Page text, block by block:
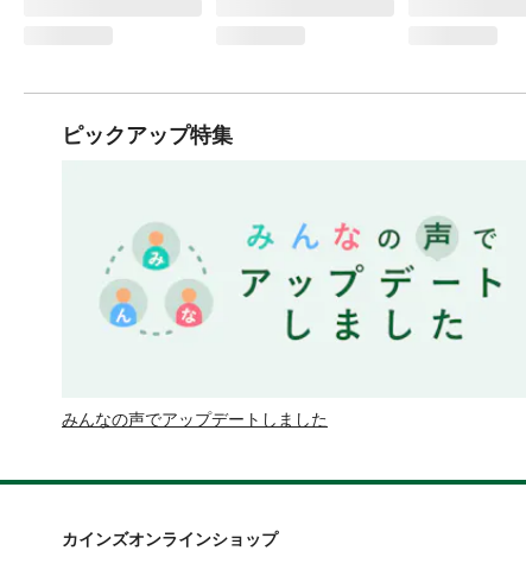
ピックアップ特集
みんなの声でアップデートしました
カインズオンラインショップ